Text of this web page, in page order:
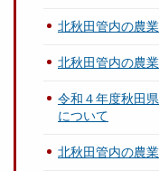
北秋田管内の農
北秋田管内の農
令和４年度秋田
について
北秋田管内の農